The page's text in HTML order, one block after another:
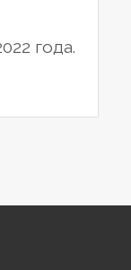
года.